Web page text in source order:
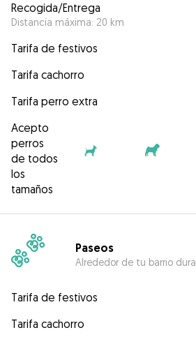
Recogida/Entrega
Distancia máxima: 20 km
Tarifa de festivos
Tarifa cachorro
Tarifa perro extra
Acepto
perros
de todos
los
tamaños
Paseos
Alrededor de tu barrio
Tarifa de festivos
Tarifa cachorro